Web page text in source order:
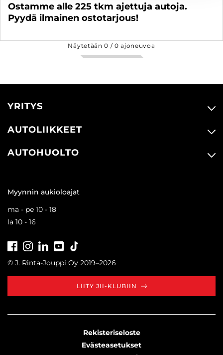
Ostamme alle 225 tkm ajettuja autoja.
Pyydä ilmainen ostotarjous!
Näytetään0 /0 ajoneuvoa
YRITYS
AUTOLIIKKEET
AUTOHUOLTO
Myynnin aukioloajat
ma - pe 10 - 18
la 10 - 16
FacebookInstagramLinkedInYoutube
© J. Rinta-Jouppi Oy 2019–2026
LIITY JII-KLUBIIN
Rekisteriseloste
Evästeasetukset